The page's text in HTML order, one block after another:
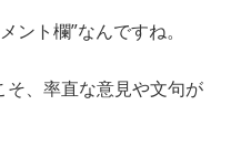
ント欄”なんですね。
、率直な意見や文句が